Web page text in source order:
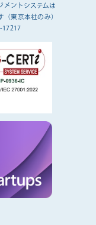
ントシステムは
東京本社のみ）
17217